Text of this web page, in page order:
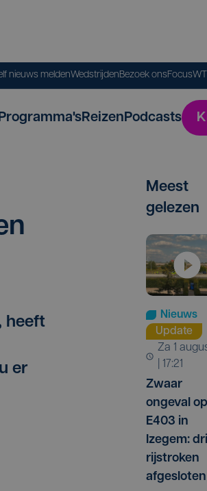
nieuws meldenWedstrijdenBezoek ons
ReizenPodcasts
heeft
er
Meest
gelezen
Nieuws
Update
za 1 augustus
| 17:21
Zwaar
ongeval op
E403 in
Izegem:
rijstroken
afgesloten